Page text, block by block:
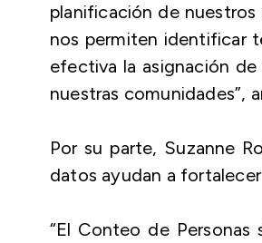
planificación de
nos permiten identificar
efectiva la asignación
nuestras comunidades”,
Por su parte, Suzanne
datos ayudan a
“El Conteo de